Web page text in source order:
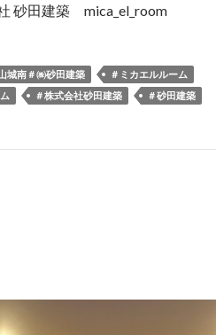
砂田建築 mica_el_room
城南＃㈱砂田建築
＃ミカエルルーム
＃株式会社砂田建築 ＃砂田建築